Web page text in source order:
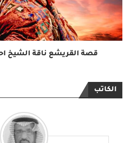
قصة القريشع ناقة الشيخ
الكاتب